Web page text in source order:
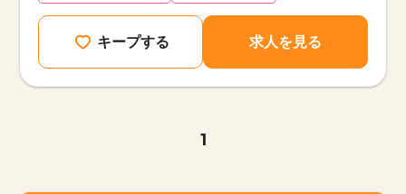
キープする 求人を見る
1